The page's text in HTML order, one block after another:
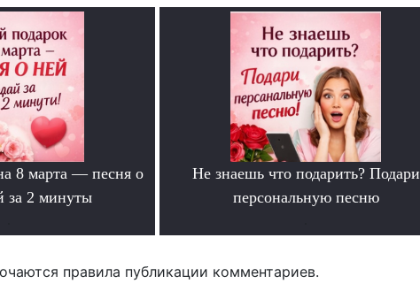
8 марта — песня о
за 2 минуты
Не знаешь что подарить? Подари
персональную песню
правила публикации комментариев.